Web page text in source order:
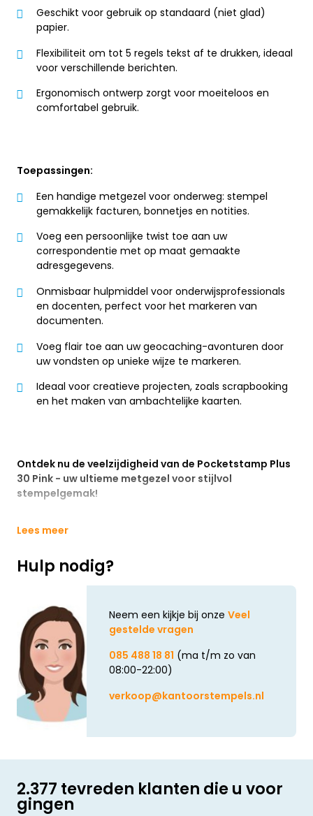
Geschikt voor gebruik op standaard (niet glad)
papier.
Flexibiliteit om tot 5 regels tekst af te drukken, ideaal
voor verschillende berichten.
Ergonomisch ontwerp zorgt voor moeiteloos en
comfortabel gebruik.
Toepassingen:
Een handige metgezel voor onderweg: stempel
gemakkelijk facturen, bonnetjes en notities.
Voeg een persoonlijke twist toe aan uw
correspondentie met op maat gemaakte
adresgegevens.
Onmisbaar hulpmiddel voor onderwijsprofessionals
en docenten, perfect voor het markeren van
documenten.
Voeg flair toe aan uw geocaching-avonturen door
uw vondsten op unieke wijze te markeren.
Ideaal voor creatieve projecten, zoals scrapbooking
en het maken van ambachtelijke kaarten.
Ontdek nu de veelzijdigheid van de Pocketstamp Plus
30 Pink - uw ultieme metgezel voor stijlvol
stempelgemak!
Lees meer
Hulp nodig?
Neem een kijkje bij onze Veel
gestelde vragen
085 488 18 81 (ma t/m zo van
08:00-22:00)
verkoop@kantoorstempels.nl
2.377 tevreden klanten die u voor
gingen